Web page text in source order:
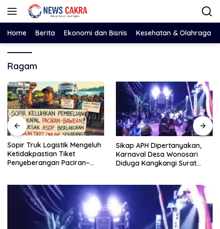
Langsung
Home Berita Ekonomi dan Bisnis Kesehatan & Olahraga
Ragam
Sopir Truk Logistik Mengeluh
Ketidakpastian Tiket
Penyeberangan Paciran–
Sikap APH Dipertanyakan,
Karnaval Desa Wonosari
Diduga Kangkangi Surat